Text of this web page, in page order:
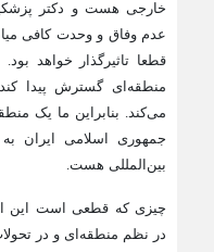
خارجی هست و دکتر
عدم وفاق و وحدت کافی
قطعا تاثیرگذار خواهد
منطقه‌ای گسترش پیدا
می‌کند. بنابراین ما یک
جمهوری اسلامی ایران
بین‌المللی هست.
چیزی که قطعی است این
در نظم منطقه‌ای و در